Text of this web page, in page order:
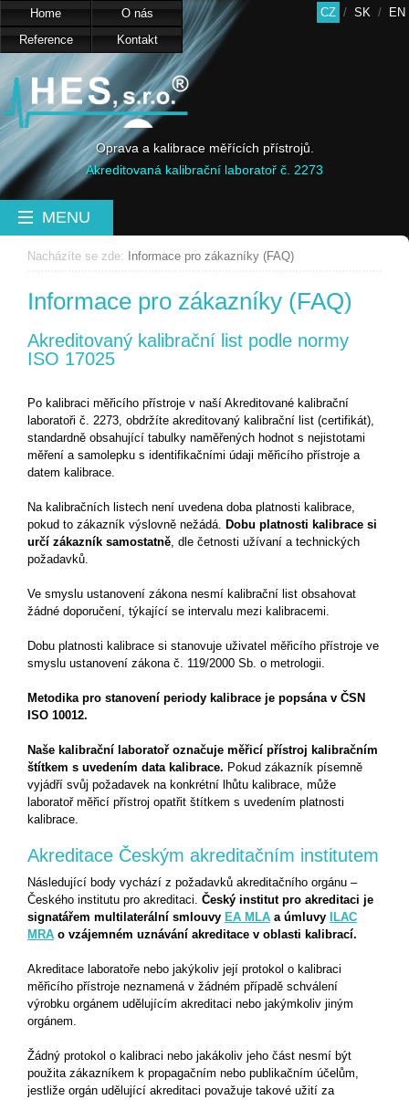
Oprava a kalibrace měřících přístrojů.
Akreditovaná kalibrační laboratoř č. 2273
Home
O nás
Reference
Kontakt
CZ / SK / EN
MENU
Nacházíte se zde: Informace pro zákazníky (FAQ)
Informace pro zákazníky (FAQ)
Akreditovaný kalibrační list podle normy
ISO 17025
Po kalibraci měřicího přístroje v naší Akreditované kalibrační
laboratoři č. 2273, obdržíte akreditovaný kalibrační list (certifikát),
standardně obsahující tabulky naměřených hodnot s nejistotami
měření a samolepku s identifikačními údaji měřicího přístroje a
datem kalibrace.
Na kalibračních listech není uvedena doba platnosti kalibrace,
pokud to zákazník výslovně nežádá. Dobu platnosti kalibrace si
určí zákazník samostatně, dle četnosti užívaní a technických
požadavků.
Ve smyslu ustanovení zákona nesmí kalibrační list obsahovat
žádné doporučení, týkající se intervalu mezi kalibracemi.
Dobu platnosti kalibrace si stanovuje uživatel měřicího přístroje ve
smyslu ustanovení zákona č. 119/2000 Sb. o metrologii.
Metodika pro stanovení periody kalibrace je popsána v ČSN
ISO 10012.
Naše kalibrační laboratoř označuje měřicí přístroj kalibračním
štítkem s uvedením data kalibrace. Pokud zákazník písemně
vyjádří svůj požadavek na konkrétní lhůtu kalibrace, může
laboratoř měřicí přístroj opatřit štítkem s uvedením platnosti
kalibrace.
Akreditace Českým akreditačním institutem
Následující body vychází z požadavků akreditačního orgánu –
Českého institutu pro akreditaci. Český institut pro akreditaci je
signatářem multilaterální smlouvy EA MLA a úmluvy
ILAC
MRA o vzájemném uznávání akreditace v oblasti kalibrací.
Akreditace laboratoře nebo jakýkoliv její protokol o kalibraci
měřicího přístroje neznamená v žádném případě schválení
výrobku orgánem udělujícím akreditaci nebo jakýmkoliv jiným
orgánem.
Žádný protokol o kalibraci nebo jakákoliv jeho část nesmí být
použita zákazníkem k propagačním nebo publikačním účelům,
jestliže orgán udělující akreditaci považuje takové užití za